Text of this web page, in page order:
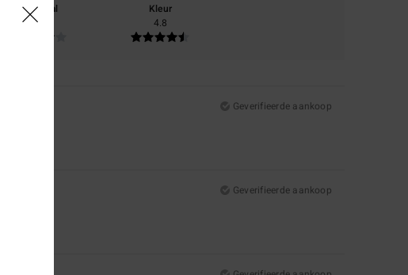
Materiaal
4.4
Kleur
4.8
Geverifieerde aankoop
Geverifieerde aankoop